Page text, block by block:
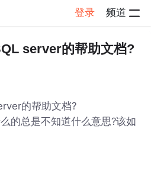
登录 频道
server的帮助文档?
的帮助文档?
的总是不知道什么意思?该如